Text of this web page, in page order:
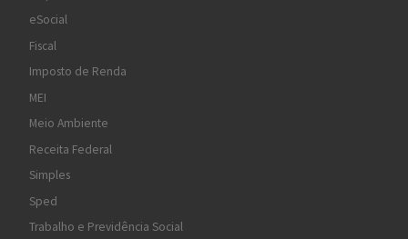
eSocial
Fiscal
Imposto de Renda
MEI
Meio Ambiente
Receita Federal
Simples
Sped
Trabalho e Previdência Social